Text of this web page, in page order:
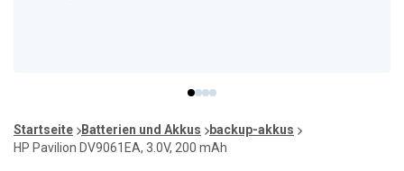
item
0
item
1
item
2
item
3
of
4
Startseite Batterien und Akkus
backup-akkus
HP Pavilion DV9061EA, 3.0V, 200 mAh